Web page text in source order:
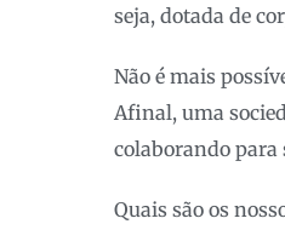
seja, dotada de
Não é mais
Afinal, uma
colaborando para
Quais são os